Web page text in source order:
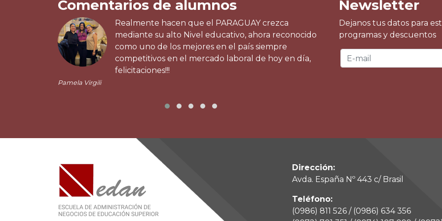
Comentarios de alumnos
Realmente hacen que el PARAGUAY crezca
mediante su alto Nivel educativo, ahora reconocido
como uno de los mejores en el país siempre
competitivos en el mercado laboral de hoy en día,
felicitaciones!!!
Pamela Virgili
Pedro Alcides
Newsletter
Dejanos tus datos para
programas y descuentos
Dirección:
Avda. España Nº 443 c/ Brasil
Teléfono:
(0986) 811 526 / (0986) 634 356